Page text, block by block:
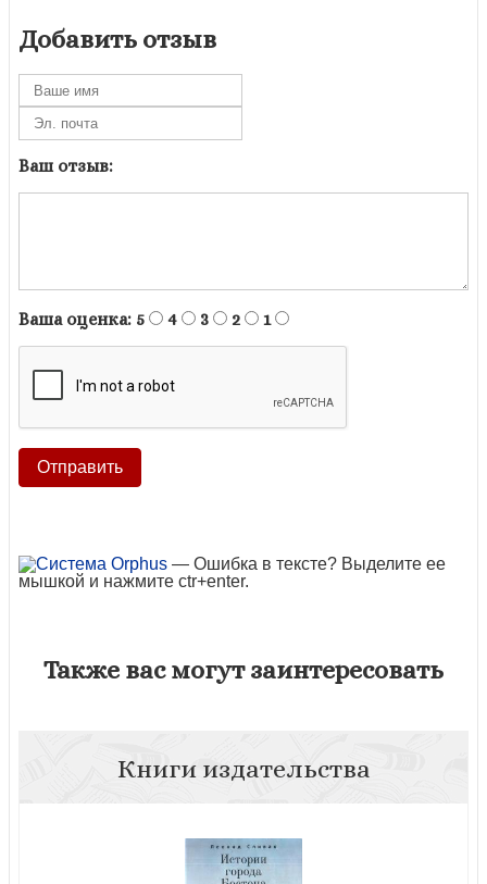
Добавить отзыв
Ваш отзыв:
Ваша оценка: 5 4 3 2 1
— Ошибка в тексте? Выделите ее
мышкой и нажмите ctr+enter.
Также вас могут заинтересовать
Книги издательства